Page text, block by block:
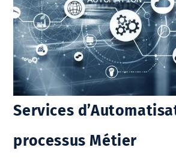
Services
processus Métier